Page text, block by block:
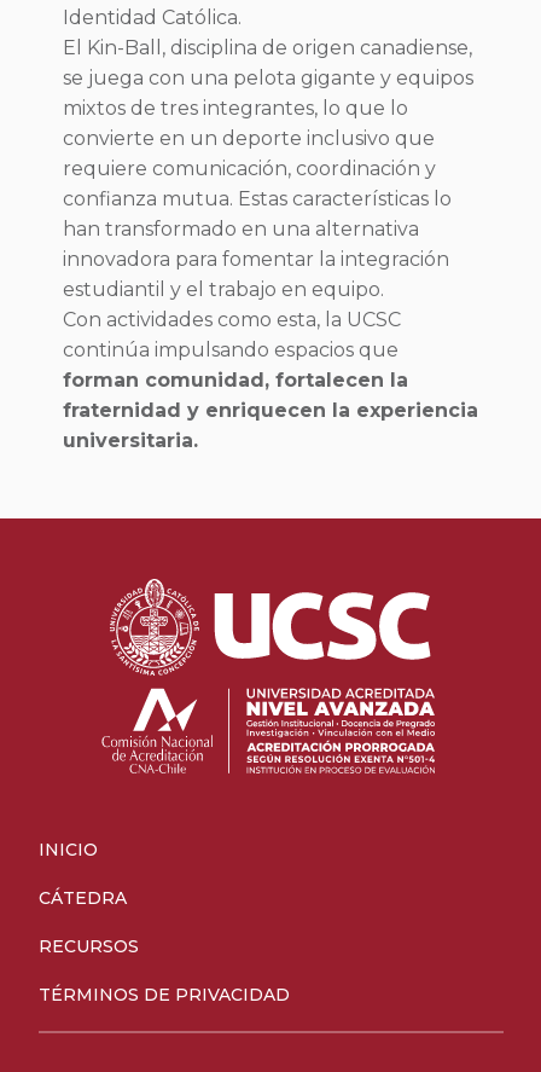
Identidad Católica.
El Kin-Ball, disciplina de origen canadiense,
se juega con una pelota gigante y equipos
mixtos de tres integrantes, lo que lo
convierte en un deporte inclusivo que
requiere comunicación, coordinación y
confianza mutua. Estas características lo
han transformado en una alternativa
innovadora para fomentar la integración
estudiantil y el trabajo en equipo.
Con actividades como esta, la UCSC
continúa impulsando espacios que
forman comunidad, fortalecen la
fraternidad y enriquecen la experiencia
universitaria.
INICIO
CÁTEDRA
RECURSOS
TÉRMINOS DE PRIVACIDAD